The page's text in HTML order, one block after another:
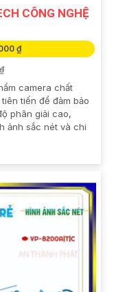
CÔNG NGHỆ
₫
camera chất
tiến để đảm bảo
phân giải cao,
ảnh sắc nét và chi